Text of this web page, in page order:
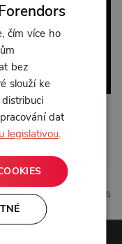
jednorázově
0 komentářů
čím více ho
bez
slouží ke
dat
legislativou.